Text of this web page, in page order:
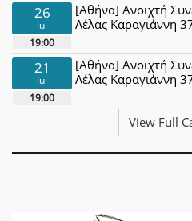
26
Jul
19:00
[Αθήνα] Ανοιχτή
Λέλας Καραγιάννη
21
Jul
19:00
[Αθήνα] Ανοιχτή
Λέλας Καραγιάννη
View Full